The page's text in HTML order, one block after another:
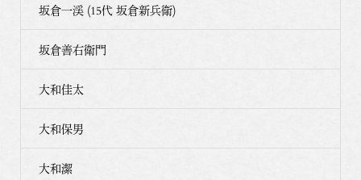
坂倉一渓 (15代 坂倉新兵衛)
坂倉善右衛門
大和佳太
大和保男
大和潔